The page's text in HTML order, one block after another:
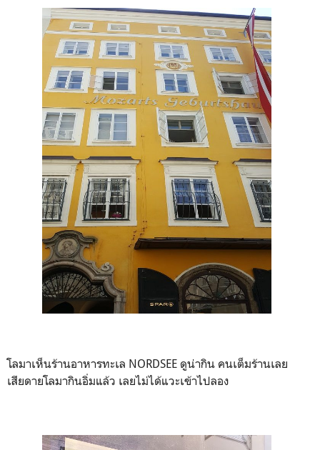
โลมาเห็นร้านอาหารทะเล NORDSEE ดูน่ากิน คนเต็มร้านเลย
เสียดายโลมากินอิ่มแล้ว เลยไม่ได้แวะเข้าไปลอง